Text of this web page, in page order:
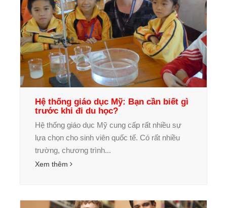
Hệ thống giáo dục Mỹ: Bạn cần biết gì
trước khi đi du học?
Hệ thống giáo dục Mỹ cung cấp rất nhiều sự
lựa chọn cho sinh viên quốc tế. Có rất nhiều
trường, chương trình...
Xem thêm